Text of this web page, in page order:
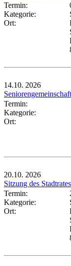
Termin:
Kategorie:
Ort:
14.10. 2026
Termin:
Kategorie:
Ort:
20.10. 2026
Sitzung des
Termin:
Kategorie:
Ort: